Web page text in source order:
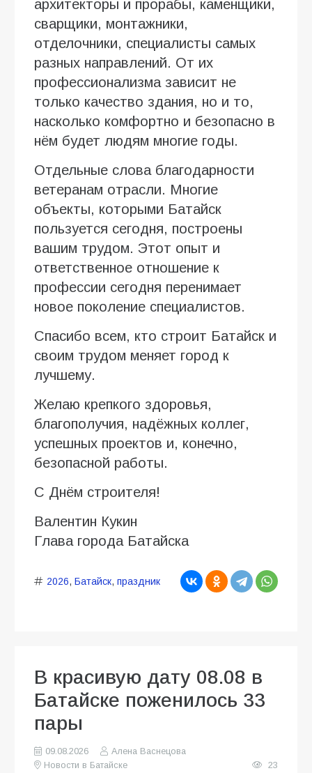
архитекторы и прорабы, каменщики,
сварщики, монтажники,
отделочники, специалисты самых
разных направлений. От их
профессионализма зависит не
только качество здания, но и то,
насколько комфортно и безопасно в
нём будет людям многие годы.
Отдельные слова благодарности
ветеранам отрасли. Многие
объекты, которыми Батайск
пользуется сегодня, построены
вашим трудом. Этот опыт и
ответственное отношение к
профессии сегодня перенимает
новое поколение специалистов.
Спасибо всем, кто строит Батайск и
своим трудом меняет город к
лучшему.
Желаю крепкого здоровья,
благополучия, надёжных коллег,
успешных проектов и, конечно,
безопасной работы.
С Днём строителя!
Валентин Кукин
Глава города Батайска
2026, Батайск, праздник
В красивую дату 08.08 в
Батайске поженилось 33
пары
09.08.2026
Алена Васнецова
Новости в Батайске
23